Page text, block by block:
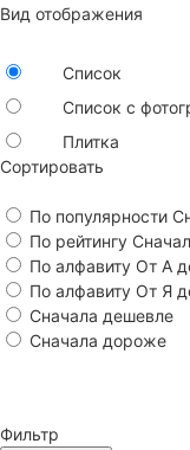
Вид отображения
Список
Список с
Плитка
Сортировать
По популярности
По рейтингу
По алфавиту От А
По алфавиту От Я
Сначала дешевле
Сначала дороже
Фильтр